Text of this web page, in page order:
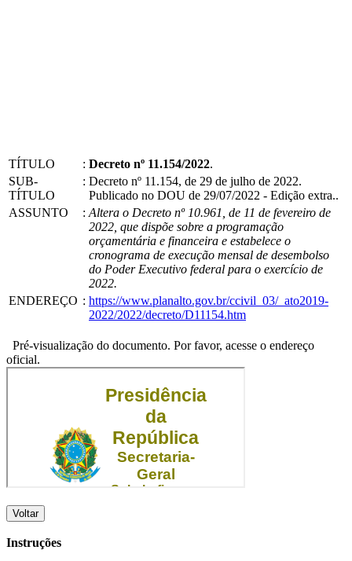
TÍTULO : Decreto nº 11.154/2022.
SUB-
TÍTULO
: Decreto nº 11.154, de 29 de julho de 2022.
Publicado no DOU de 29/07/2022 - Edição extra..
ASSUNTO
: Altera o Decreto nº 10.961, de 11 de fevereiro de
2022, que dispõe sobre a programação
orçamentária e financeira e estabelece o
cronograma de execução mensal de desembolso
do Poder Executivo federal para o exercício de
2022.
ENDEREÇO : https://www.planalto.gov.br/ccivil_03/_ato2019-
2022/2022/decreto/D11154.htm
Pré-visualização do documento. Por favor, acesse o endereço
oficial.
Voltar
Instruções